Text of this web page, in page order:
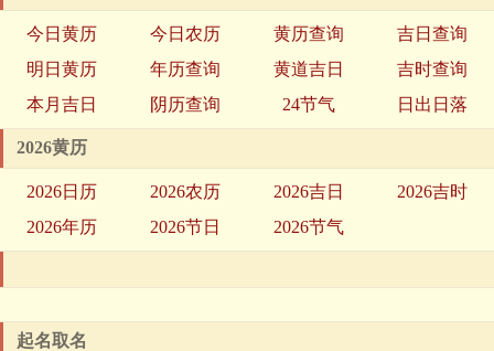
今日黄历 今日农历 黄历查询
吉日查询
明日黄历
年历查询 黄道吉日
吉时查询
本月吉日
阴历查询 24节气 日出日落
2026黄历
2026日历 2026农历 2026吉日
2026吉时
2026年历
2026节日 2026节气
起名取名